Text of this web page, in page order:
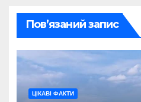
Пов’язаний запис
ЦІКАВІ ФАКТИ